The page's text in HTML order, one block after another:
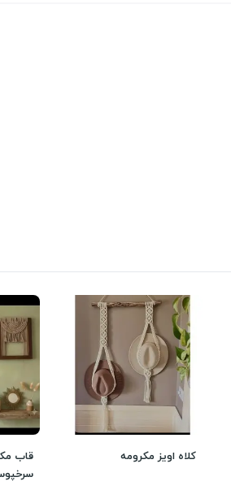
کلاه اویز مکرومه
قاب